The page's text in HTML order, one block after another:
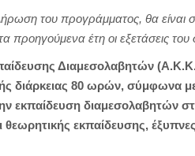
του προγράμματος, θα είναι
προηγούμενα έτη οι εξετάσεις
Διαμεσολαβητών
διάρκειας 80 ωρών, σύμφωνα
εκπαίδευση διαμεσολαβητών
θεωρητικής εκπαίδευσης,